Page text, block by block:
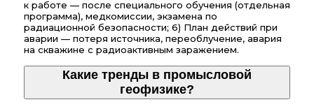
к работе — после специального обучения (отдельная
программа), медкомиссии, экзамена по
радиационной безопасности; 6) План действий при
аварии — потеря источника, переоблучение, авария
на скважине с радиоактивным заражением.
Какие тренды в промысловой
геофизике?